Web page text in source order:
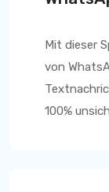
Mit dieser
von
100%